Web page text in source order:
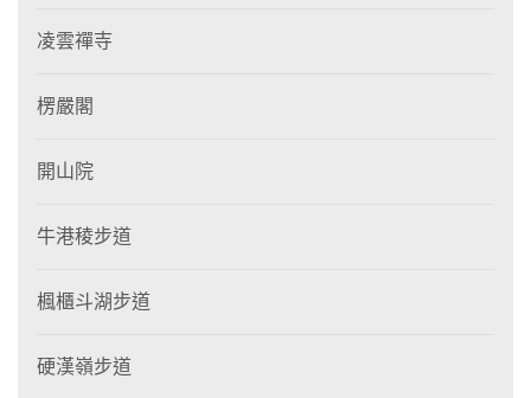
凌雲禪寺
楞嚴閣
開山院
牛港稜步道
楓櫃斗湖步道
硬漢嶺步道